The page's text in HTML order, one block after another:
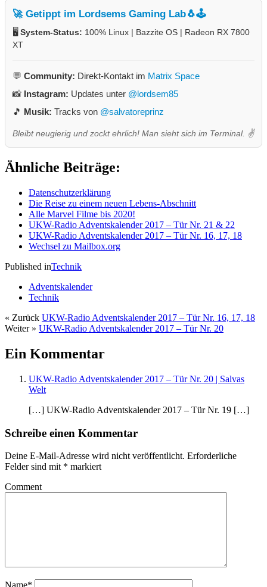
🚀 Getippt im Lordsems Gaming Lab🐧🕹️
🖥️ System-Status: 100% Linux | Bazzite OS | Radeon RX 7800
XT
💬 Community: Direkt-Kontakt im Matrix Space
📸 Instagram: Updates unter @lordsem85
🎵 Musik: Tracks von @salvatoreprinz
Bleibt neugierig und zockt ehrlich! Man sieht sich im Terminal. ✌️
Ähnliche Beiträge:
Datenschutzerklärung
Die Reise zu einem neuen Lebens-Abschnitt
Alle Marvel Filme bis 2020!
UKW-Radio Adventskalender 2017 – Tür Nr. 21 & 22
UKW-Radio Adventskalender 2017 – Tür Nr. 16, 17, 18
Wechsel zu Mailbox.org
Published inTechnik
Adventskalender
Technik
« Zurück UKW-Radio Adventskalender 2017 – Tür Nr. 16, 17, 18
Weiter » UKW-Radio Adventskalender 2017 – Tür Nr. 20
Ein Kommentar
UKW-Radio Adventskalender 2017 – Tür Nr. 20 | Salvas
Welt
[…] UKW-Radio Adventskalender 2017 – Tür Nr. 19 […]
Schreibe einen Kommentar
Deine E-Mail-Adresse wird nicht veröffentlicht. Erforderliche
Felder sind mit * markiert
Comment